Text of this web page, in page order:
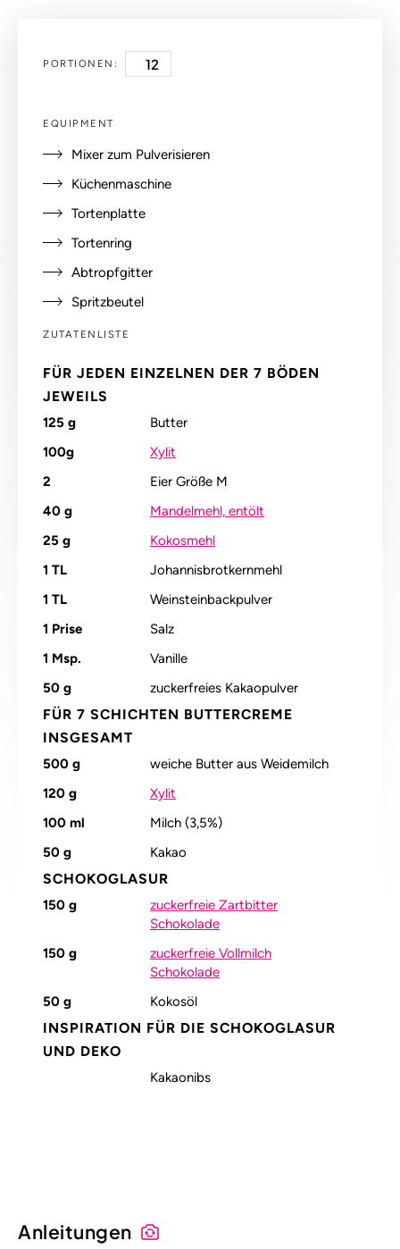
PORTIONEN:
EQUIPMENT
Mixer zum Pulverisieren
Küchenmaschine
Tortenplatte
Tortenring
Abtropfgitter
Spritzbeutel
ZUTATENLISTE
FÜR JEDEN EINZELNEN DER 7 BÖDEN
JEWEILS
125 g
Butter
100g
Xylit
2
Eier Größe M
40 g
Mandelmehl, entölt
25 g
Kokosmehl
1 TL
Johannisbrotkernmehl
1 TL
Weinsteinbackpulver
1 Prise
Salz
1 Msp.
Vanille
50 g
zuckerfreies Kakaopulver
FÜR 7 SCHICHTEN BUTTERCREME
INSGESAMT
500 g
weiche Butter aus Weidemilch
120 g
Xylit
100 ml
Milch (3,5%)
50 g Kakao
SCHOKOGLASUR
150 g
zuckerfreie Zartbitter
Schokolade
150 g
zuckerfreie Vollmilch
Schokolade
50 g Kokosöl
INSPIRATION FÜR DIE SCHOKOGLASUR
UND DEKO
Kakaonibs
Anleitungen